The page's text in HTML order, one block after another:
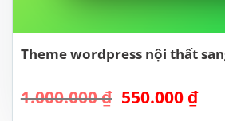
Theme wordpress nội thất
1.000.000₫ Giá
550.000 ₫Giá